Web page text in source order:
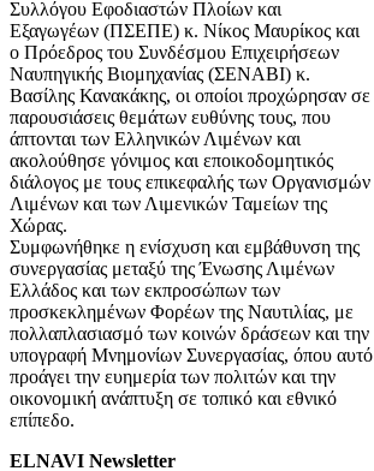
Συλλόγου Εφοδιαστών Πλοίων και
Εξαγωγέων (ΠΣΕΠΕ) κ. Νίκος Μαυρίκος και
ο Πρόεδρος του Συνδέσμου Επιχειρήσεων
Ναυπηγικής Βιομηχανίας (ΣΕΝΑΒΙ) κ.
Βασίλης Κανακάκης, οι οποίοι προχώρησαν σε
παρουσιάσεις θεμάτων ευθύνης τους, που
άπτονται των Ελληνικών Λιμένων και
ακολούθησε γόνιμος και εποικοδομητικός
διάλογος με τους επικεφαλής των Οργανισμών
Λιμένων και των Λιμενικών Ταμείων της
Χώρας.
Συμφωνήθηκε η ενίσχυση και εμβάθυνση της
συνεργασίας μεταξύ της Ένωσης Λιμένων
Ελλάδος και των εκπροσώπων των
προσκεκλημένων Φορέων της Ναυτιλίας, με
πολλαπλασιασμό των κοινών δράσεων και την
υπογραφή Μνημονίων Συνεργασίας, όπου αυτό
προάγει την ευημερία των πολιτών και την
οικονομική ανάπτυξη σε τοπικό και εθνικό
επίπεδο.
ELNAVI Newsletter